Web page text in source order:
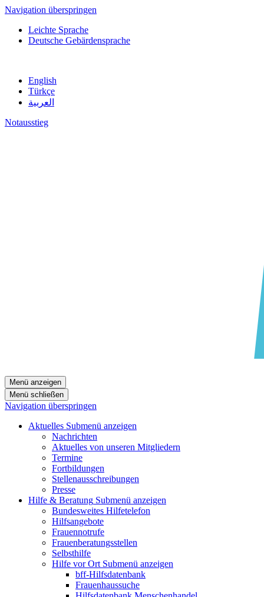
Navigation überspringen
Leichte Sprache
Deutsche Gebärdensprache
English
Türkçe
العربية
Notausstieg
Menü anzeigen
Menü schließen
Navigation überspringen
Aktuelles Submenü anzeigen
Nachrichten
Aktuelles von unseren Mitgliedern
Termine
Fortbildungen
Stellenausschreibungen
Presse
Hilfe & Beratung Submenü anzeigen
Bundesweites Hilfetelefon
Hilfsangebote
Frauennotrufe
Frauenberatungsstellen
Selbsthilfe
Hilfe vor Ort Submenü anzeigen
bff-Hilfsdatenbank
Frauenhaussuche